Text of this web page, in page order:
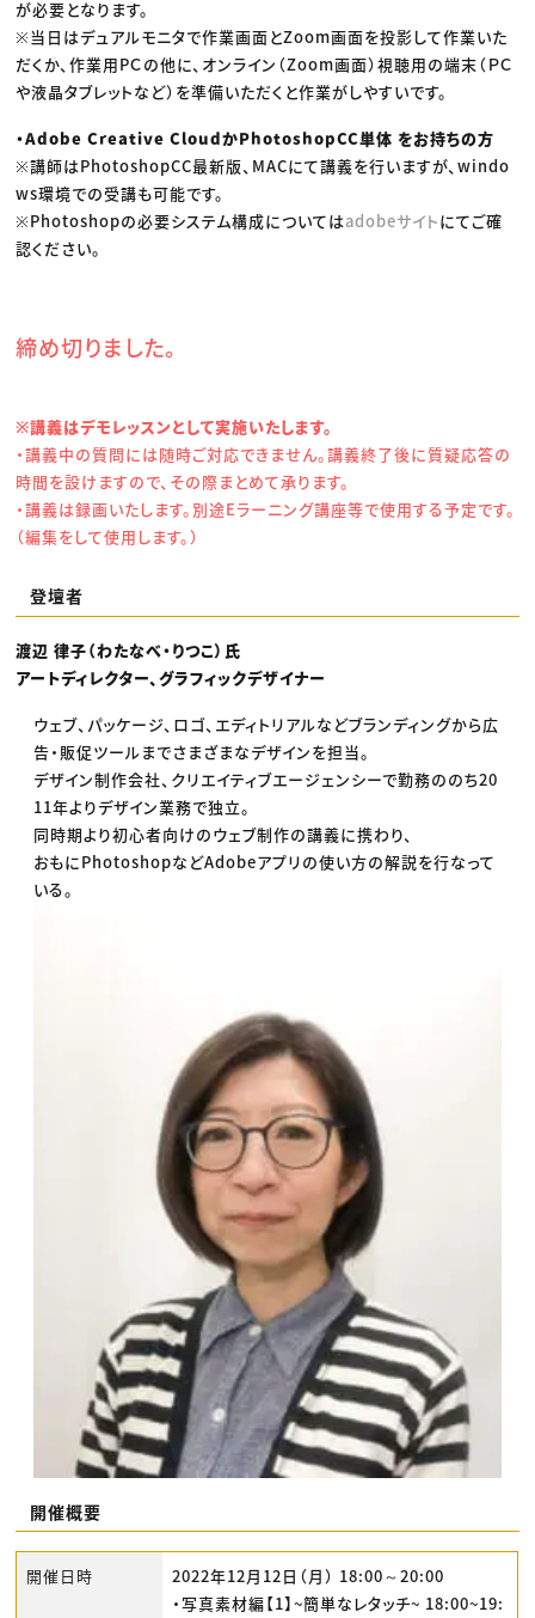
が必要となります。
※当日はデュアルモニタで作業画面とZoom画面を投影して作業いた
だくか、作業用PＣの他に、オンライン（Zoom画面）視聴用の端末（ＰＣ
や液晶タブレットなど）を準備いただくと作業がしやすいです。
・Adobe Creative CloudかPhotoshopCC単体 をお持ちの方
※講師はPhotoshopCC最新版、MACにて講義を行いますが、windo
ws環境での受講も可能です。
※Photoshopの必要システム構成についてはadobeサイトにてご確
認ください。
締め切りました。
※講義はデモレッスンとして実施いたします。
・講義中の質問には随時ご対応できません。講義終了後に質疑応答の
時間を設けますので、その際まとめて承ります。
・講義は録画いたします。別途Eラーニング講座等で使用する予定です。
（編集をして使用します。）
登壇者
渡辺 律子（わたなべ・りつこ）氏
アートディレクター、グラフィックデザイナー
ウェブ、パッケージ、ロゴ、エディトリアルなどブランディングから広
告・販促ツールまでさまざまなデザインを担当。
デザイン制作会社、クリエイティブエージェンシーで勤務ののち20
11年よりデザイン業務で独立。
同時期より初心者向けのウェブ制作の講義に携わり、
おもにPhotoshopなどAdobeアプリの使い方の解説を行なって
いる。
開催概要
開催日時
2022年12月12日（月） 18:00～20:00
・写真素材編【1】~簡単なレタッチ~ 18:00~19: